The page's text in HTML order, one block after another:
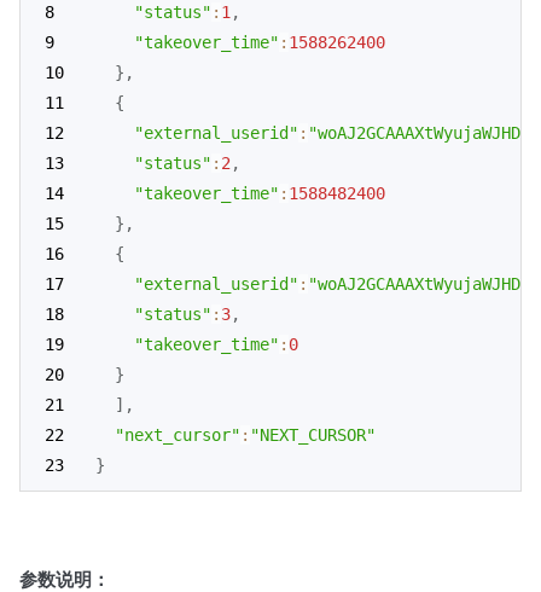
"status" : 1 ,
"takeover_time" : 1588262400
} ,
{
"external_userid" :
"status" : 2 ,
"takeover_time" : 1588482400
} ,
{
"external_userid" :
"status" : 3,
"takeover_time" : 0
}
] ,
"next_cursor" : "NEXT_CURSOR"
}
参数说明：